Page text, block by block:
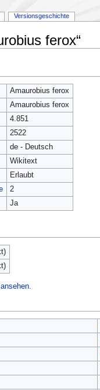
ferox“
Amaurobius ferox
Amaurobius ferox
4.851
2522
de - Deutsch
Wikitext
Erlaubt
2
Ja
Versionsgeschichte